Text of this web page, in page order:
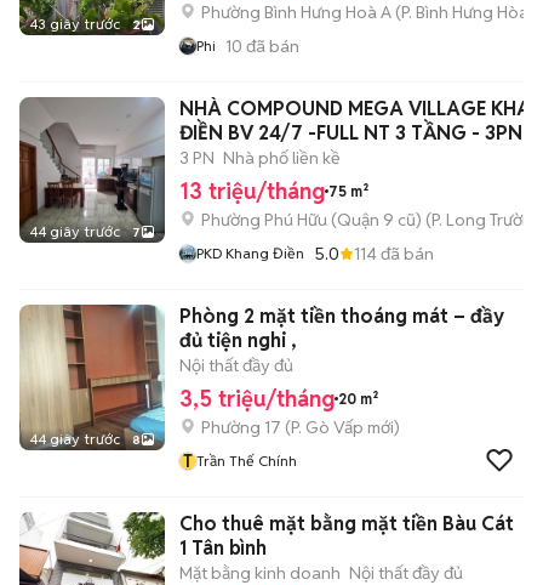
43 giây trước 2
Phường Bình Hưng Hoà A (P. Bình Hưng Hòa
Phi 10 đã bán
44 giây trước 7
NHÀ COMPOUND MEGA VILLAGE
ĐIỀN BV 24/7 -FULL NT 3 TẦNG - 3PN
3 PN Nhà phố liền kề
13 triệu/tháng 75 m²
Phường Phú Hữu (Quận 9 cũ) (P. Long Trường
PKD Khang Điền 5.0 114đã bán
44 giây trước 8
Phòng 2 mặt tiền thoáng mát – đầy
đủ tiện nghi ,
Nội thất đầy đủ
3,5 triệu/tháng 20 m²
Phường 17 (P. Gò Vấp mới)
T Trần Thế Chính
Cho thuê mặt bằng mặt tiền Bàu Cát
1 Tân bình
Mặt bằng kinh doanh Nội thất đầy đủ